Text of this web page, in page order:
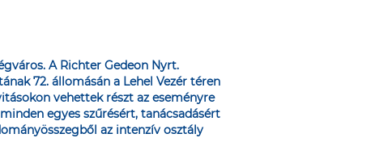
A Richter Gedeon Nyrt.
72. állomásán a Lehel Vezér téren
vehettek részt az eseményre
egyes szűrésért, tanácsadásért
az intenzív osztály